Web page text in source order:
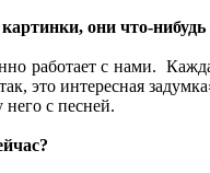
они что-нибудь
работает с нами.
это интересная
него с песней.